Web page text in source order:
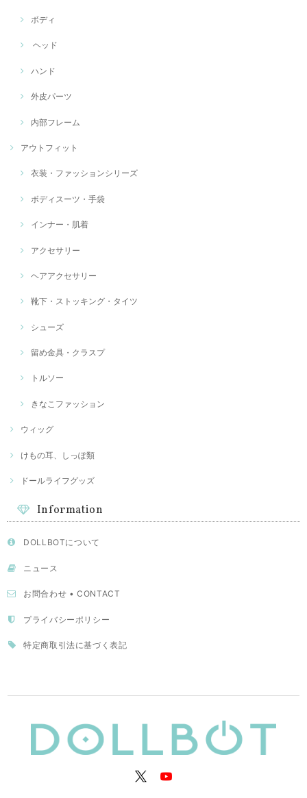
ボディ
ヘッド
ハンド
外皮パーツ
内部フレーム
アウトフィット
衣装・ファッションシリーズ
ボディスーツ・手袋
インナー・肌着
アクセサリー
ヘアアクセサリー
靴下・ストッキング・タイツ
シューズ
留め金具・クラスプ
トルソー
きなこファッション
ウィッグ
けもの耳、しっぽ類
ドールライフグッズ
Information
DOLLBOTについて
ニュース
お問合わせ • CONTACT
プライバシーポリシー
特定商取引法に基づく表記